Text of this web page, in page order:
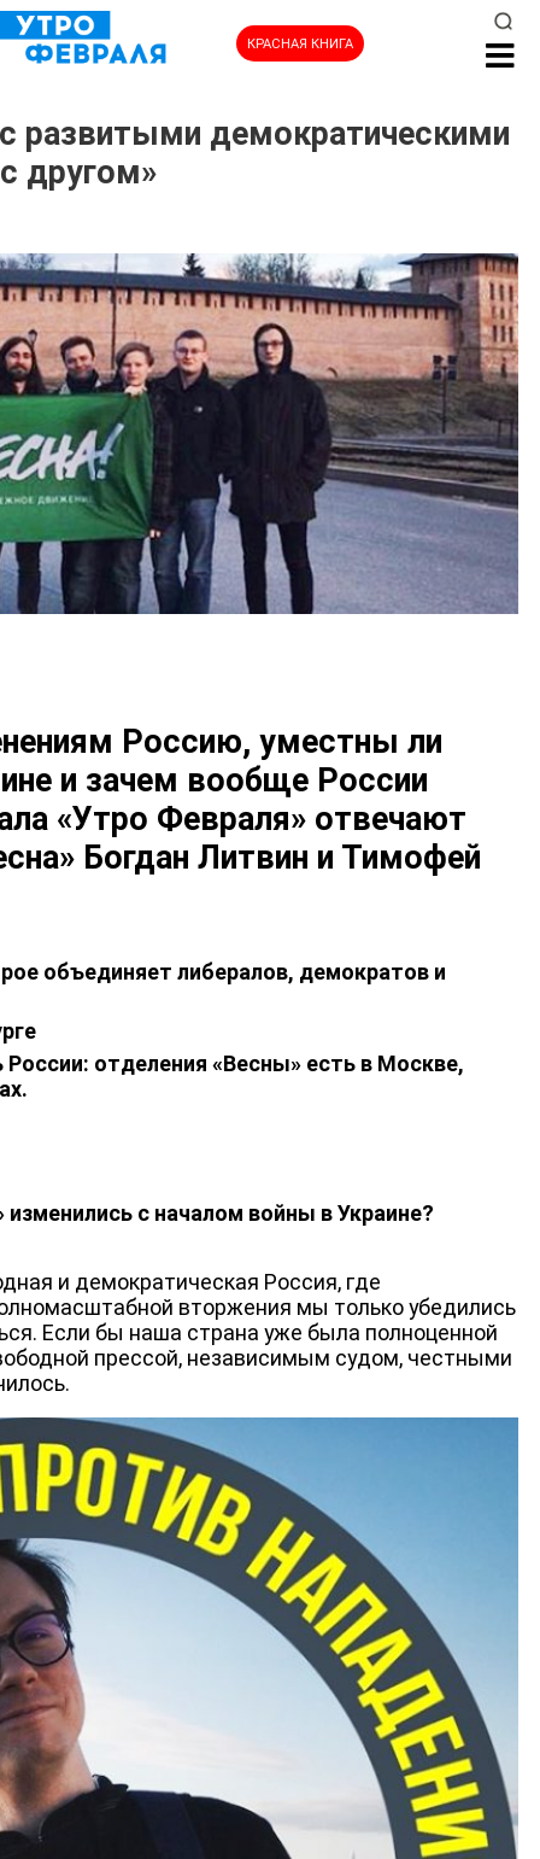
КРАСНАЯ КНИГА
развитыми демократическими
другом»
Россию, уместны ли
и зачем вообще России
«Утро Февраля» отвечают
Богдан Литвин и Тимофей
объединяет либералов, демократов и
отделения «Весны» есть в Москве,
с началом войны в Украине?
и демократическая Россия, где
вторжения мы только убедились
Если бы наша страна уже была полноценной
прессой, независимым судом, честными